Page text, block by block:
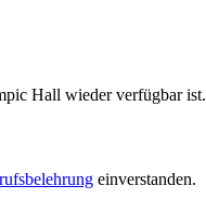
Hall wieder verfügbar ist.
einverstanden.